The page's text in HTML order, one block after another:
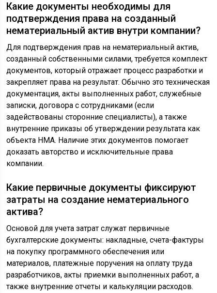
Какие документы необходимы для
подтверждения права на созданный
нематериальный актив внутри компании?
Для подтверждения прав на нематериальный актив,
созданный собственными силами, требуется комплект
документов, который отражает процесс разработки и
закрепляет права на результат. Обычно это техническая
документация, акты выполненных работ, служебные
записки, договора с сотрудниками (если
задействованы сторонние специалисты), а также
внутренние приказы об утверждении результата как
объекта НМА. Наличие этих документов помогает
доказать авторство и исключительные права
компании.
Какие первичные документы фиксируют
затраты на создание нематериального
актива?
Основой для учета затрат служат первичные
бухгалтерские документы: накладные, счета-фактуры
на покупку программного обеспечения или
материалов, платежные поручения на оплату труда
разработчиков, акты приемки выполненных работ, а
также внутренние отчеты и калькуляции расходов.